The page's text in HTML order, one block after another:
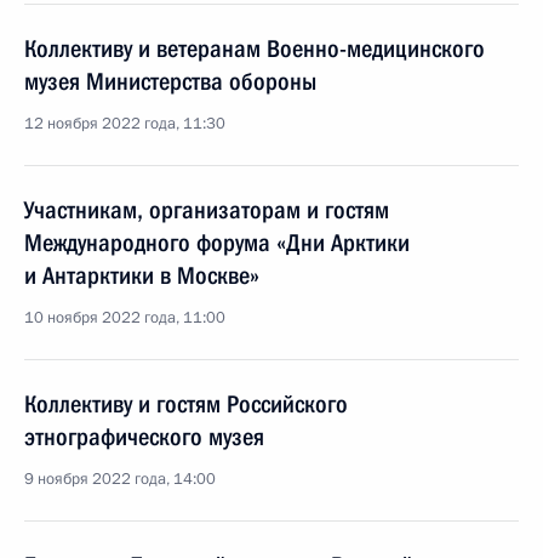
Коллективу и ветеранам Военно-медицинского
музея Министерства обороны
12 ноября 2022 года, 11:30
Участникам, организаторам и гостям
Международного форума «Дни Арктики
и Антарктики в Москве»
10 ноября 2022 года, 11:00
Коллективу и гостям Российского
этнографического музея
9 ноября 2022 года, 14:00